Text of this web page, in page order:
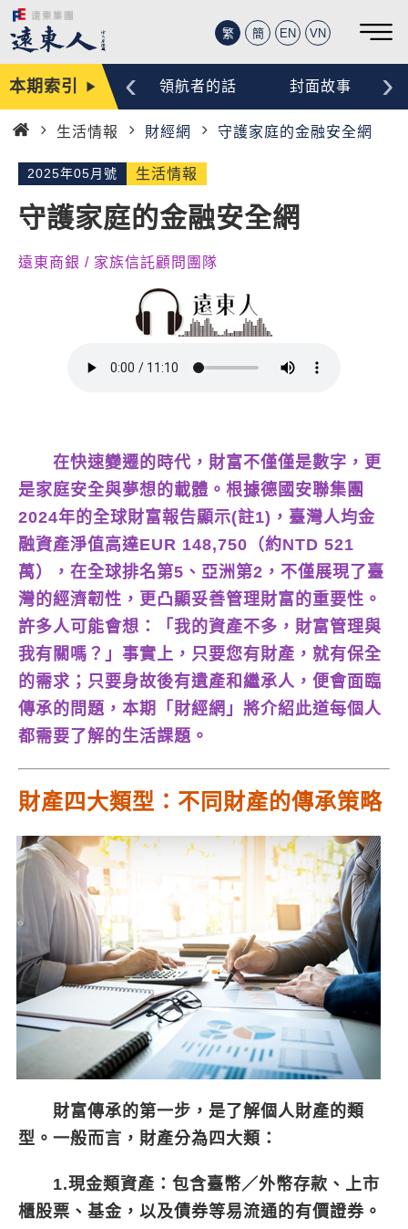
繁 簡 EN VN
本期索引編輯手記 領航者的話 封面故事
‹ ›
頁
生活情報 財經網 守護家庭的金融安全網
2025年05月號 生活情報
守護家庭的金融安全網
遠東商銀 / 家族信託顧問團隊
在快速變遷的時代，財富不僅僅是數字，更
是家庭安全與夢想的載體。根據德國安聯集團
2024年的全球財富報告顯示(註1)，臺灣人均金
融資產淨值高達EUR 148,750（約NTD 521
萬），在全球排名第5、亞洲第2，不僅展現了臺
灣的經濟韌性，更凸顯妥善管理財富的重要性。
許多人可能會想：「我的資產不多，財富管理與
我有關嗎？」事實上，只要您有財產，就有保全
的需求；只要身故後有遺產和繼承人，便會面臨
傳承的問題，本期「財經網」將介紹此道每個人
都需要了解的生活課題。
財產四大類型：不同財產的傳承策略
財富傳承的第一步，是了解個人財產的類
型。一般而言，財產分為四大類：
1.現金類資產： 包含臺幣／外幣存款、上市
櫃股票、基金，以及債券等易流通的有價證券。